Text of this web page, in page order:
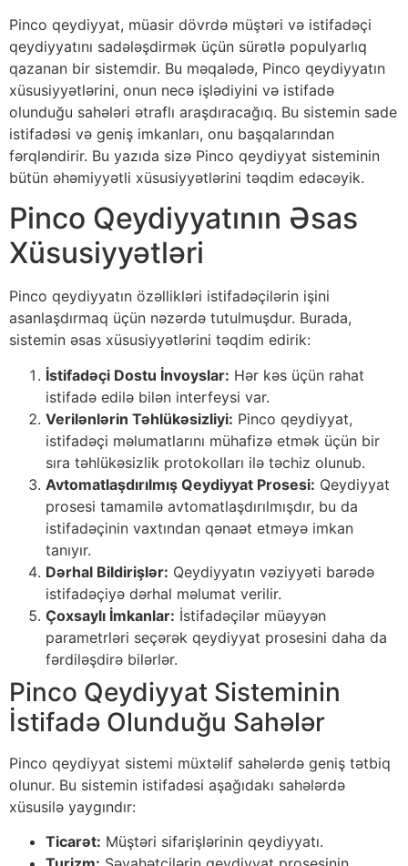
Pinco qeydiyyat, müasir dövrdə müştəri və istifadəçi
qeydiyyatını sadələşdirmək üçün sürətlə populyarlıq
qazanan bir sistemdir. Bu məqalədə, Pinco qeydiyyatın
xüsusiyyətlərini, onun necə işlədiyini və istifadə
olunduğu sahələri ətraflı araşdıracağıq. Bu sistemin sade
istifadəsi və geniş imkanları, onu başqalarından
fərqləndirir. Bu yazıda sizə Pinco qeydiyyat sisteminin
bütün əhəmiyyətli xüsusiyyətlərini təqdim edəcəyik.
Pinco Qeydiyyatının Əsas
Xüsusiyyətləri
Pinco qeydiyyatın özəllikləri istifadəçilərin işini
asanlaşdırmaq üçün nəzərdə tutulmuşdur. Burada,
sistemin əsas xüsusiyyətlərini təqdim edirik:
İstifadəçi Dostu İnvoyslar: Hər kəs üçün rahat
istifadə edilə bilən interfeysi var.
Verilənlərin Təhlükəsizliyi: Pinco qeydiyyat,
istifadəçi məlumatlarını mühafizə etmək üçün bir
sıra təhlükəsizlik protokolları ilə təchiz olunub.
Avtomatlaşdırılmış Qeydiyyat Prosesi: Qeydiyyat
prosesi tamamilə avtomatlaşdırılmışdır, bu da
istifadəçinin vaxtından qənaət etməyə imkan
tanıyır.
Dərhal Bildirişlər: Qeydiyyatın vəziyyəti barədə
istifadəçiyə dərhal məlumat verilir.
Çoxsaylı İmkanlar: İstifadəçilər müəyyən
parametrləri seçərək qeydiyyat prosesini daha da
fərdiləşdirə bilərlər.
Pinco Qeydiyyat Sisteminin
İstifadə Olunduğu Sahələr
Pinco qeydiyyat sistemi müxtəlif sahələrdə geniş tətbiq
olunur. Bu sistemin istifadəsi aşağıdakı sahələrdə
xüsusilə yaygındır:
Ticarət: Müştəri sifarişlərinin qeydiyyatı.